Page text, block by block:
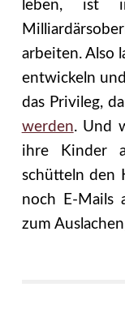
leben, ist
arbeiten. Also
entwickeln
das Privileg,
werden. Und
ihre Kinder
schütteln den
noch E-Mails
zum